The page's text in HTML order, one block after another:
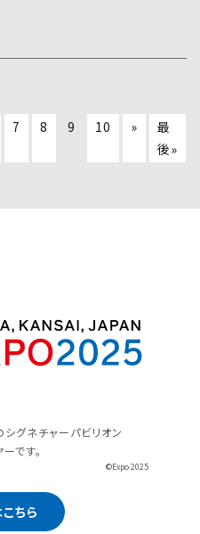
7 8 9 10 »
最
後»
グネチャーパビリオン
です。
©Expo 2025
ちら